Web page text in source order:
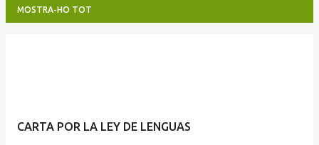
MOSTRA-HO TOT
CARTA POR LA LEY DE LENGUAS